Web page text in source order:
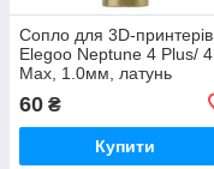
Сопло для 3D-принтерів
Elegoo Neptune 4 Plus/ 4
Max, 1.0мм, латунь
60 ₴
Купити